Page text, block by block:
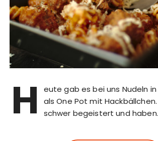
H
eute gab es bei uns Nudeln
als One Pot mit
schwer begeistert und